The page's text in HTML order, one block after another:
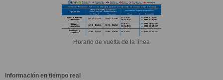
Horario de vuelta de la línea
Información en tiempo real